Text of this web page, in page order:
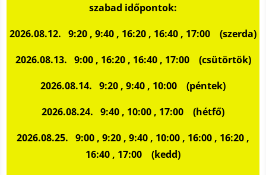
szabad időpontok:
2026.08.12. 9:20 , 9:40 , 16:20 , 16:40 , 17:00 (szerda)
2026.08.13. 9:00 , 16:20 , 16:40 , 17:00 (csütörtök)
2026.08.14. 9:20 , 9:40 , 10:00 (péntek)
2026.08.24. 9:40 , 10:00 , 17:00 (hétfő)
2026.08.25. 9:00 , 9:20 , 9:40 , 10:00 , 16:00 , 16:20 ,
16:40 , 17:00 (kedd)